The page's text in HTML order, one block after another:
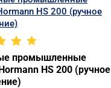
промышленные
HS 200 (ручное